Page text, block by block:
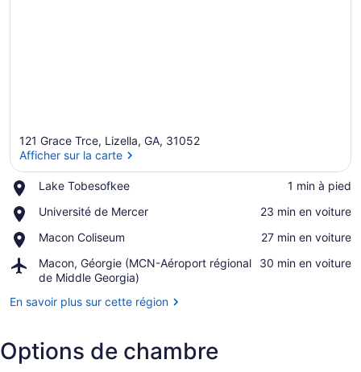
121 Grace Trce, Lizella, GA, 31052
Afficher sur la carte
Lake Tobesofkee
Place,
Tobesofkee
‪1 min à pied‬
Université de Mercer
Place,
de
‪23 min en voiture‬
Macon Coliseum
Place,
Coliseum
‪27 min en voiture‬
Macon, Géorgie (MCN-Aéroport régional
de Middle Georgia)
Airport,
Macon,
(MCN-
de
Middle
‪30 min en voiture‬
En savoir plus sur cette région
Options de chambre